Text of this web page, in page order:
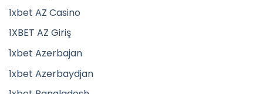
1xbet AZ Casino
1XBET AZ Giriş
1xbet Azerbajan
1xbet Azerbaydjan